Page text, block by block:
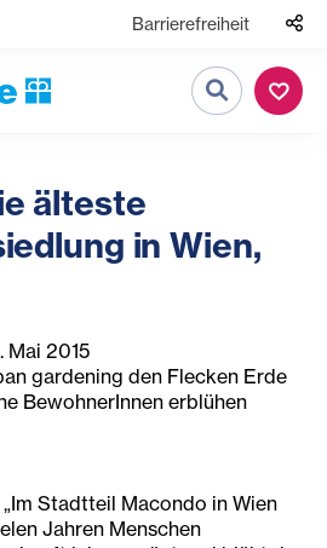
Barrierefreiheit
Suche
älteste
in Wien,
Mai 2015
gardening den Flecken Erde
BewohnerInnen erblühen
Stadtteil Macondo in Wien
Jahren Menschen